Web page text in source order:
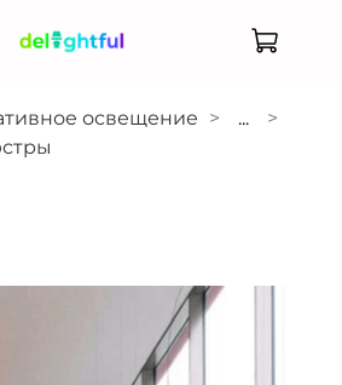
освещение
...